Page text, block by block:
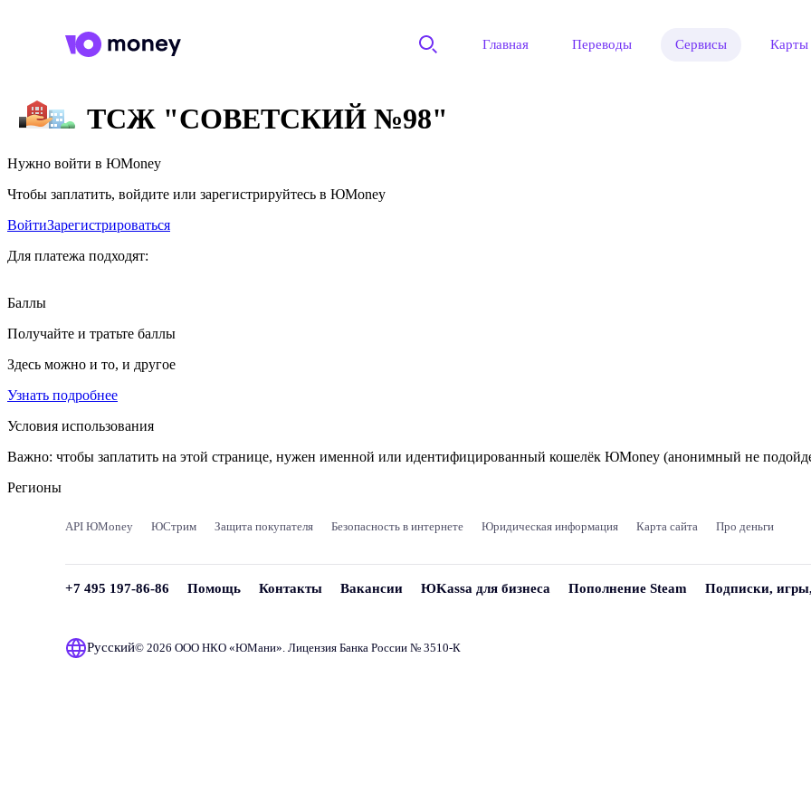
Главная Переводы Сервисы Карты
ТСЖ "СОВЕТСКИЙ №98"
Нужно войти в ЮMoney
Чтобы заплатить, войдите или зарегистрируйтесь в ЮMoney
ВойтиЗарегистрироваться
Для платежа подходят:
Баллы
Получайте и тратьте баллы
Здесь можно и то, и другое
Узнать подробнее
Условия использования
Важно: чтобы заплатить на этой странице, нужен именной или идентифицированный кошелёк ЮMoney (анонимный не
Регионы
API ЮMoney ЮСтрим Защита покупателя Безопасность в интернете Юридическая информация Карта сайта Про деньги
+7 495 197-86-86 Помощь Контакты Вакансии ЮKassa для бизнеса Пополнение Steam Подписки,
Русский© 2026 ООО НКО «ЮМани». Лицензия Банка России № 3510‑К